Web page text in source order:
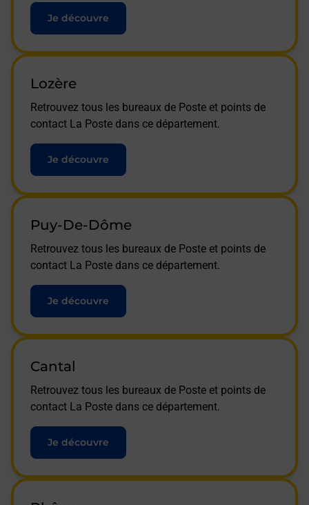
Je découvre
Lozère
Retrouvez tous les bureaux de Poste et points de
contact La Poste dans ce département.
Je découvre
Puy-De-Dôme
Retrouvez tous les bureaux de Poste et points de
contact La Poste dans ce département.
Je découvre
Cantal
Retrouvez tous les bureaux de Poste et points de
contact La Poste dans ce département.
Je découvre